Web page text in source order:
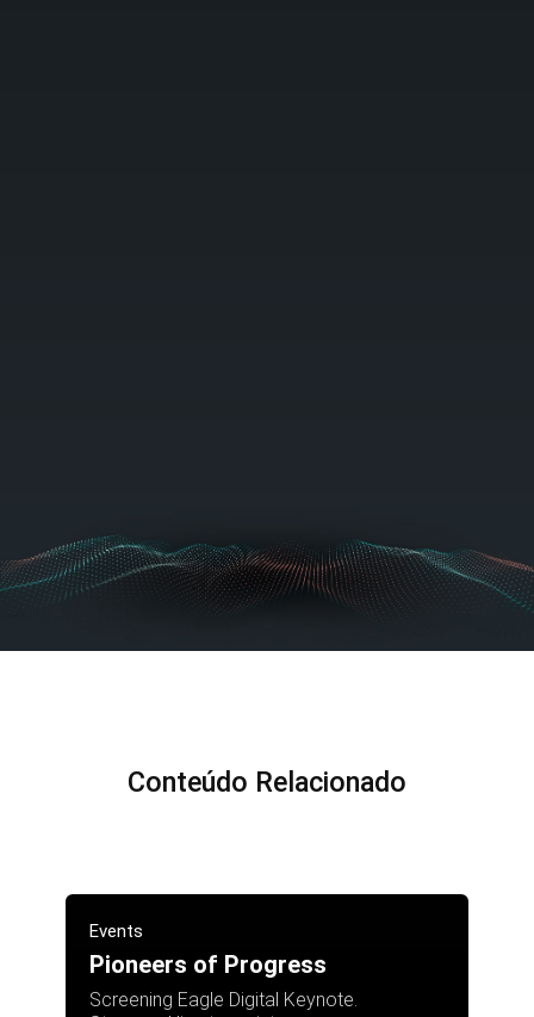
Conteúdo Relacionado
Events
Pioneers of Progress
Screening Eagle Digital Keynote.